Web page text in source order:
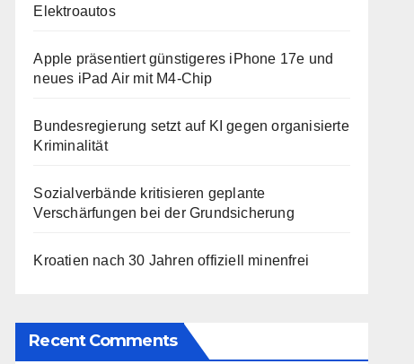
Elektroautos
Apple präsentiert günstigeres iPhone 17e und
neues iPad Air mit M4-Chip
Bundesregierung setzt auf KI gegen organisierte
Kriminalität
Sozialverbände kritisieren geplante
Verschärfungen bei der Grundsicherung
Kroatien nach 30 Jahren offiziell minenfrei
Recent Comments